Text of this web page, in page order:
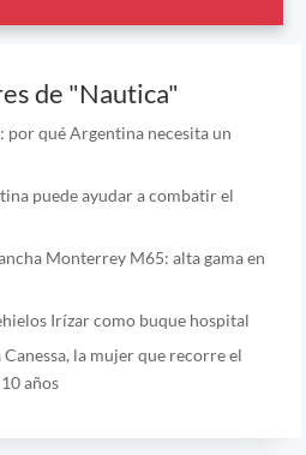
de "Nautica"
por qué Argentina necesita un
puede ayudar a combatir el
Monterrey M65: alta gama en
Irízar como buque hospital
la mujer que recorre el
años